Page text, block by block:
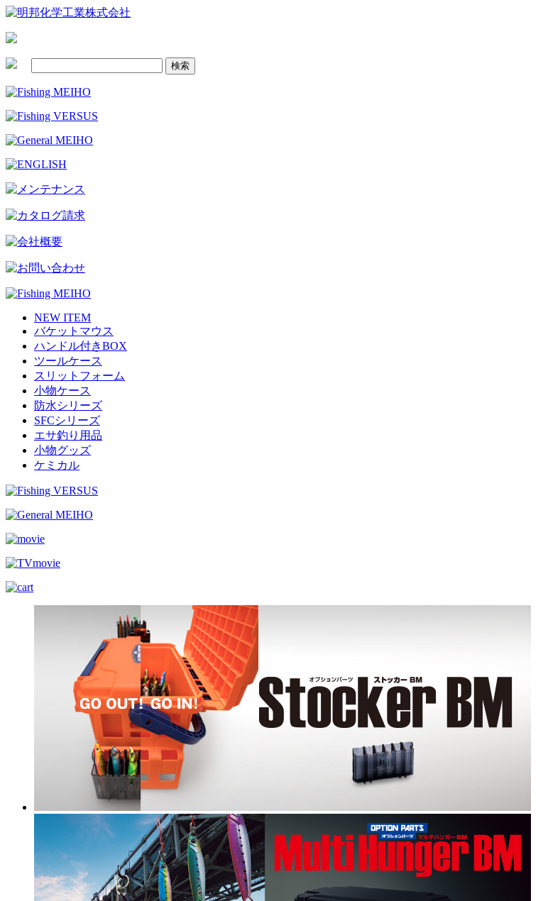
NEW ITEM
バケットマウス
ハンドル付きBOX
ツールケース
スリットフォーム
小物ケース
防水シリーズ
SFCシリーズ
エサ釣り用品
小物グッズ
ケミカル